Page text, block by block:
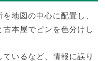
地図の中心に配置し、
本屋でピンを色分けし
いるなど、情報に誤り